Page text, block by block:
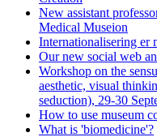
New assistant
Medical Museion
Internationalisering er
Our new social web
Workshop on the
aesthetic, visual
seduction), 29-30
How to use museum
What is 'biomedicine'?